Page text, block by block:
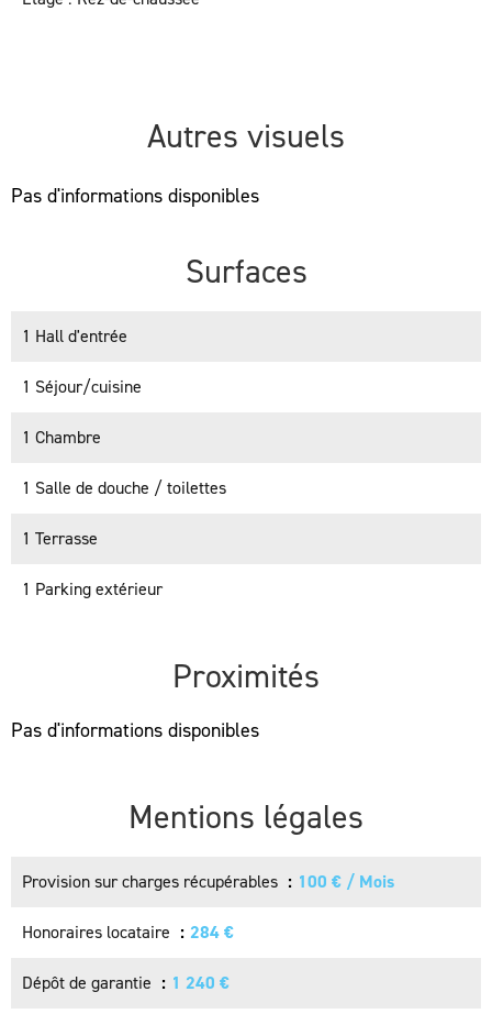
Autres visuels
Pas d'informations disponibles
Surfaces
1 Hall d'entrée
1 Séjour/cuisine
1 Chambre
1 Salle de douche / toilettes
1 Terrasse
1 Parking extérieur
Proximités
Pas d'informations disponibles
Mentions légales
Provision sur charges récupérables 100 € / Mois
Honoraires locataire 284 €
Dépôt de garantie 1 240 €